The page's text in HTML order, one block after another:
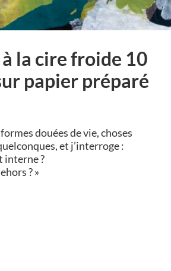
la cire froide 10
papier préparé
douées de vie, choses
et j’interroge :
interne ?
? »